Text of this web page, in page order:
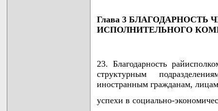
Глава 3
ИСПОЛНИТЕЛЬНОГО
23. Благодарность
структурным
иностранным гражданам, лицам
успехи в социально-